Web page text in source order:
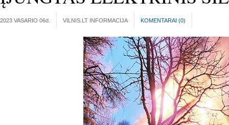
2023 VASARIO 06d. VILNIS.LT INFORMACIJA KOMENTARAI (0)